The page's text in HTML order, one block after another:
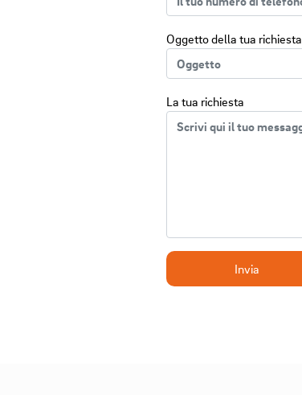
Oggetto della tua richiesta
La tua richiesta